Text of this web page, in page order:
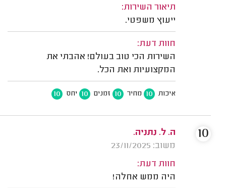
תיאור השירות:
ייעוץ משפטי.
חוות דעת:
השירות הכי טוב בעולם! אהבתי את
המקצועיות ואת הכל.
איכות 10 מחיר 10 זמנים 10 יחס 10
ה. ל. נתניה.
משוב: 23/11/2025
חוות דעת:
היה ממש אחלה!
10